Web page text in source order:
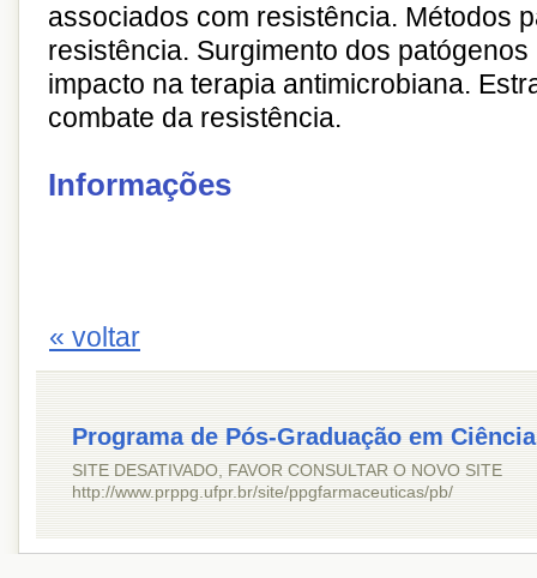
associados com resistência. Métodos
resistência. Surgimento dos
impacto na terapia antimicrobiana.
combate da resistência.
Informações
« voltar
Programa de Pós-Graduação em
SITE DESATIVADO, FAVOR CONSULTAR O NOVO SITE
http://www.prppg.ufpr.br/site/ppgfarmaceuticas/pb/